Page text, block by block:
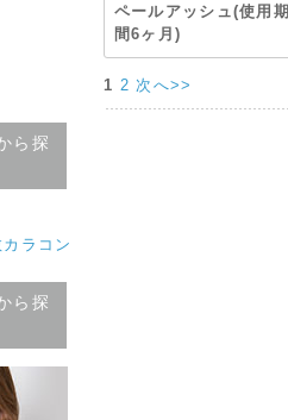
ら探
ラコン
ら探
ペールアッシュ(使用期
間6ヶ月)
1 2 次へ>>